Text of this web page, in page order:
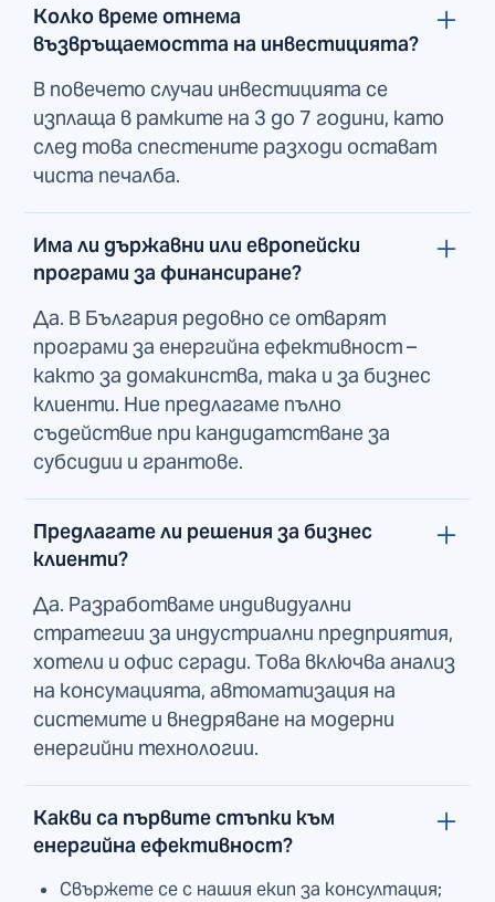
Колко време отнема
възвръщаемостта на инвестицията?
В повечето случаи инвестицията се
изплаща в рамките на 3 до 7 години, като
след това спестените разходи остават
чиста печалба.
Има ли държавни или европейски
програми за финансиране?
Да. В България редовно се отварят
програми за енергийна ефективност –
както за домакинства, така и за бизнес
клиенти. Ние предлагаме пълно
съдействие при кандидатстване за
субсидии и грантове.
Предлагате ли решения за бизнес
клиенти?
Да. Разработваме индивидуални
стратегии за индустриални предприятия,
хотели и офис сгради. Това включва анализ
на консумацията, автоматизация на
системите и внедряване на модерни
енергийни технологии.
Какви са първите стъпки към
енергийна ефективност?
Свържете се с нашия екип за консултация;